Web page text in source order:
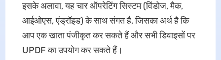
इसके अलावा, यह चार ऑपरेटिंग सिस्टम (विंडोज, मैक,
आईओएस, एंड्रॉइड) के साथ संगत है, जिसका अर्थ है कि
आप एक खाता पंजीकृत कर सकते हैं और सभी डिवाइसों पर
UPDF का उपयोग कर सकते हैं।